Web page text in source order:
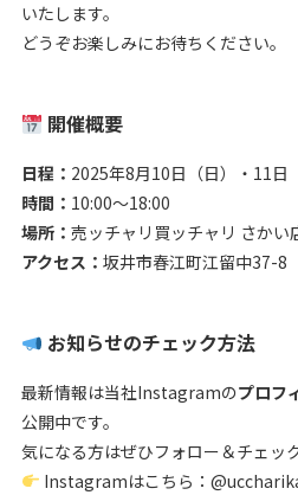
いたします。
どうぞお楽しみにお待ちください。
開催概要
日程： 2025年8月10日（日）・11日
時間： 10:00～18:00
場所： 売ッチャリ買ッチャリ さかい
アクセス： 坂井市春江町江留中37-8
お知らせのチェック方法
最新情報は当社Instagramのプロフ
公開中です。
気になる方はぜひフォロー＆チェッ
Instagramはこちら：